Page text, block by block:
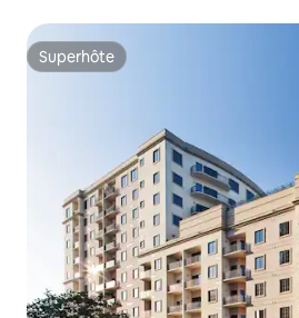
Superhôte
Superhôte